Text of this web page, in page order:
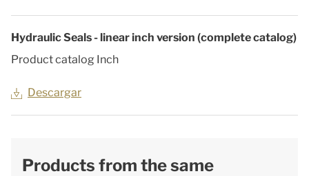
Hydraulic Seals - linear inch version (complete catalog)
Product catalog Inch
Descargar
Products from the same